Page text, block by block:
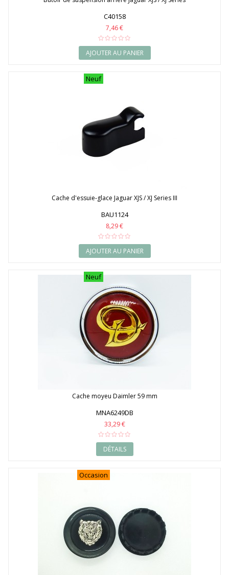
C40158
7,46 €
AJOUTER AU PANIER
Neuf
Cache d'essuie-glace Jaguar XJS / XJ Series III
BAU1124
8,29 €
AJOUTER AU PANIER
Neuf
Cache moyeu Daimler 59 mm
MNA6249DB
33,29 €
DÉTAILS
Occasion